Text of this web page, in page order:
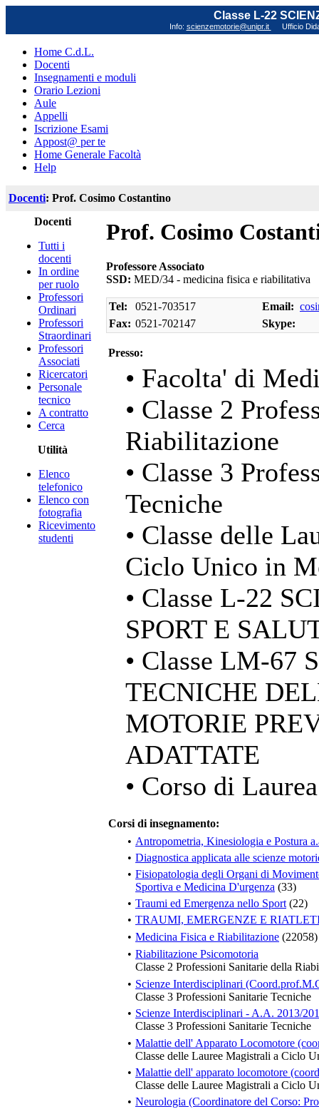
Classe L-22
Info: scienzemotorie@unipr.it Ufficio
Home C.d.L.
Docenti
Insegnamenti e moduli
Orario Lezioni
Aule
Appelli
Iscrizione Esami
Appost@ per te
Home Generale Facoltà
Help
Docenti: Prof. Cosimo Costantino
Docenti
Tutti i
docenti
In ordine
per ruolo
Professori
Ordinari
Professori
Straordinari
Professori
Associati
Ricercatori
Personale
tecnico
A contratto
Cerca
Utilità
Elenco
telefonico
Elenco con
fotografia
Ricevimento
studenti
Prof. Cosimo
Professore Associato
SSD: MED/34 - medicina fisica e riabilitativa
Tel: 0521-703517 Email:
Fax: 0521-702147 Skype:
Presso:
• Facolta' di
• Classe 2
Riabilitazione
• Classe 3
Tecniche
• Classe delle
Ciclo Unico in
• Classe L-22
SPORT E
• Classe LM-67
TECNICHE
MOTORIE
ADATTATE
• Corso di
Corsi di insegnamento:
• Antropometria, Kinesiologia e Postura
• Diagnostica applicata alle scienze
• Fisiopatologia degli Organi di
Sportiva e Medicina D'urgenza (33)
• Traumi ed Emergenza nello Sport(22)
• TRAUMI, EMERGENZE E
• Medicina Fisica e Riabilitazione (22058)
• Riabilitazione Psicomotoria
Classe 2 Professioni Sanitarie della
• Scienze Interdisciplinari
Classe 3 Professioni Sanitarie Tecniche
• Scienze Interdisciplinari - A.A. 2013/
Classe 3 Professioni Sanitarie Tecniche
• Malattie dell' Apparato Locomotore
Classe delle Lauree Magistrali a Ciclo
• Malattie dell' apparato locomotore
Classe delle Lauree Magistrali a Ciclo
• Neurologia (Coordinatore del Corso: